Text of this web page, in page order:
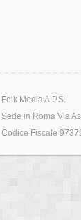
Folk Media A.P.S.
Sede in Roma Via
Codice Fiscale